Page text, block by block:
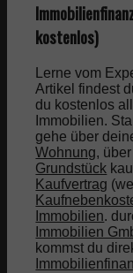
kostenlos)
Lerne vom
Artikel findest
du kostenlos
Immobilien.
gehe über
Wohnung, über
Grundstück
Kaufvertrag
Immobilien.
Immobilien
kommst du